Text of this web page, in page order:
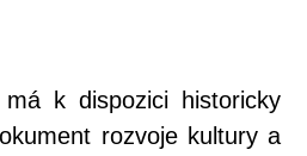
k dispozici historicky
rozvoje kultury a